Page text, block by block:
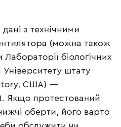
з технічними
(можна також
біологічних
Університету штату
США) —
Якщо протестований
оберти, його варто